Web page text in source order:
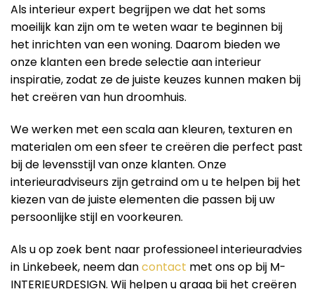
Als interieur expert begrijpen we dat het soms
moeilijk kan zijn om te weten waar te beginnen bij
het inrichten van een woning. Daarom bieden we
onze klanten een brede selectie aan interieur
inspiratie, zodat ze de juiste keuzes kunnen maken bij
het creëren van hun droomhuis.
We werken met een scala aan kleuren, texturen en
materialen om een ​​sfeer te creëren die perfect past
bij de levensstijl van onze klanten. Onze
interieuradviseurs zijn getraind om u te helpen bij het
kiezen van de juiste elementen die passen bij uw
persoonlijke stijl en voorkeuren.
Als u op zoek bent naar professioneel interieuradvies
in Linkebeek, neem dancontact met ons op bij M-
INTERIEURDESIGN. Wij helpen u graag bij het creëren